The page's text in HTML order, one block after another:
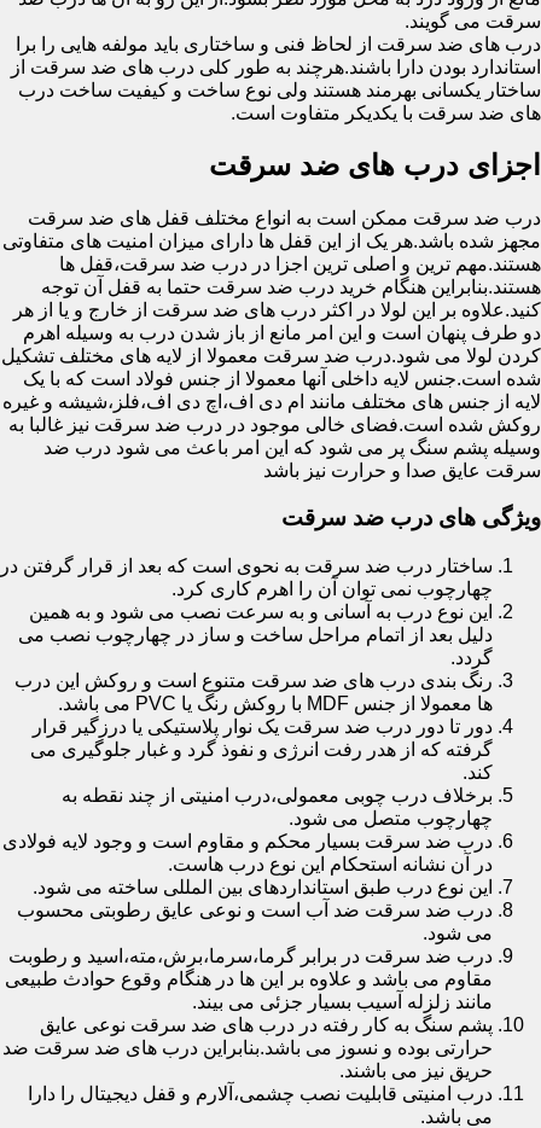
سرقت می گویند.
درب های ضد سرقت از لحاظ فنی و ساختاری باید مولفه هایی را برا
استاندارد بودن دارا باشند.هرچند به طور کلی درب های ضد سرقت از
ساختار یکسانی بهرمند هستند ولی نوع ساخت و کیفیت ساخت درب
های ضد سرقت با یکدیکر متفاوت است.
اجزای درب های ضد سرقت
درب ضد سرقت ممکن است به انواع مختلف قفل های ضد سرقت
مجهز شده باشد.هر یک از این قفل ها دارای میزان امنیت های متفاوتی
هستند.مهم ترین و اصلی ترین اجزا در درب ضد سرقت،قفل ها
هستند.بنابراین هنگام خرید درب ضد سرقت حتما به قفل آن توجه
کنید.علاوه بر این لولا در اکثر درب های ضد سرقت از خارج و یا از هر
دو طرف پنهان است و این امر مانع از باز شدن درب به وسیله اهرم
کردن لولا می شود.درب ضد سرقت معمولا از لایه های مختلف تشکیل
شده است.جنس لایه داخلی آنها معمولا از جنس فولاد است که با یک
لایه از جنس های مختلف مانند ام دی اف،اچ دی اف،فلز،شیشه و غیره
روکش شده است.فضای خالی موجود در درب ضد سرقت نیز غالبا به
وسیله پشم سنگ پر می شود که این امر باعث می شود درب ضد
سرقت عایق صدا و حرارت نیز باشد
ویژگی های درب ضد سرقت
ساختار درب ضد سرقت به نحوی است که بعد از قرار گرفتن در
چهارچوب نمی توان آن را اهرم کاری کرد.
این نوع درب به آسانی و به سرعت نصب می شود و به همین
دلیل بعد از اتمام مراحل ساخت و ساز در چهارچوب نصب می
گردد.
رنگ بندی درب های ضد سرقت متنوع است و روکش این درب
ها معمولا از جنس MDF با روکش رنگ یا PVC می باشد.
دور تا دور درب ضد سرقت یک نوار پلاستیکی یا درزگیر قرار
گرفته که از هدر رفت انرژی و نفوذ گرد و غبار جلوگیری می
کند.
برخلاف درب چوبی معمولی،درب امنیتی از چند نقطه به
چهارچوب متصل می شود.
درب ضد سرقت بسیار محکم و مقاوم است و وجود لایه فولادی
در آن نشانه استحکام این نوع درب هاست.
این نوع درب طبق استانداردهای بین المللی ساخته می شود.
درب ضد سرقت ضد آب است و نوعی عایق رطوبتی محسوب
می شود.
درب ضد سرقت در برابر گرما،سرما،برش،مته،اسید و رطوبت
مقاوم می باشد و علاوه بر این ها در هنگام وقوع حوادث طبیعی
مانند زلزله آسیب بسیار جزئی می بیند.
پشم سنگ به کار رفته در درب های ضد سرقت نوعی عایق
حرارتی بوده و نسوز می باشد.بنابراین درب های ضد سرقت ضد
حریق نیز می باشند.
درب امنیتی قابلیت نصب چشمی،آلارم و قفل دیجیتال را دارا
می باشد.